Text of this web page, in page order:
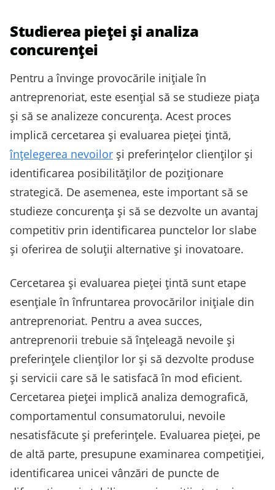
Studierea pieței și analiza
concurenței
Pentru a învinge provocările inițiale în
antreprenoriat, este esențial să se studieze piața
și să se analizeze concurența. Acest proces
implică cercetarea și evaluarea pieței țintă,
înțelegerea nevoilor și preferințelor clienților și
identificarea posibilităților de poziționare
strategică. De asemenea, este important să se
studieze concurența și să se dezvolte un avantaj
competitiv prin identificarea punctelor lor slabe
și oferirea de soluții alternative și inovatoare.
Cercetarea și evaluarea pieței țintă sunt etape
esențiale în înfruntarea provocărilor inițiale din
antreprenoriat. Pentru a avea succes,
antreprenorii trebuie să înțeleagă nevoile și
preferințele clienților lor și să dezvolte produse
și servicii care să le satisfacă în mod eficient.
Cercetarea pieței implică analiza demografică,
comportamentul consumatorului, nevoile
nesatisfăcute și preferințele. Evaluarea pieței, pe
de altă parte, presupune examinarea competiției,
identificarea unicei vânzări de puncte de